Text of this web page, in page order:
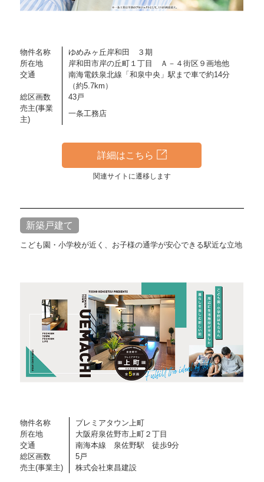
物件名称
ゆめみヶ丘岸和田 ３期
所在地
岸和田市岸の丘町１丁目 Ａ－４街区９画地他
交通
南海電鉄泉北線「和泉中央」駅まで車で約14分
（約5.7km）
総区画数
43戸
売主(事業
主)
一条工務店
詳細はこちら
関連サイトに遷移します
新築戸建て
こども園・小学校が近く、お子様の通学が安心できる駅近な立地
物件名称
プレミアタウン上町
所在地
大阪府泉佐野市上町２丁目
交通
南海本線 泉佐野駅 徒歩9分
総区画数
5戸
売主(事業主)
株式会社東昌建設